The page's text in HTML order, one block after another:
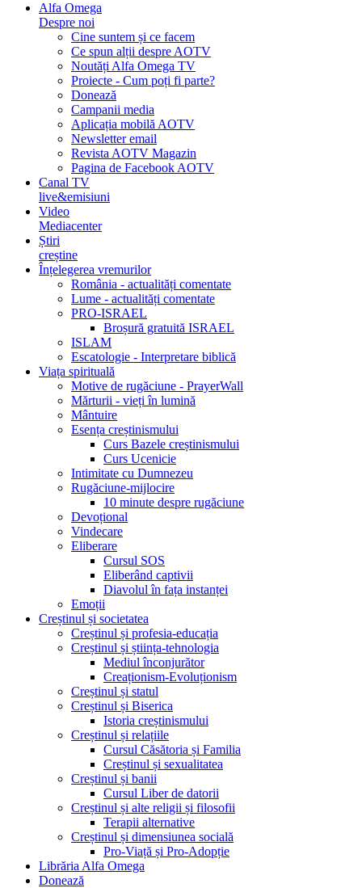
Alfa Omega
Despre noi
Cine suntem și ce facem
Ce spun alții despre AOTV
Noutăți Alfa Omega TV
Proiecte - Cum poți fi parte?
Donează
Campanii media
Aplicația mobilă AOTV
Newsletter email
Revista AOTV Magazin
Pagina de Facebook AOTV
Canal TV
live&emisiuni
Video
Mediacenter
Știri
creștine
Înțelegerea vremurilor
România - actualități comentate
Lume - actualități comentate
PRO-ISRAEL
Broșură gratuită ISRAEL
ISLAM
Escatologie - Interpretare biblică
Viața spirituală
Motive de rugăciune - PrayerWall
Mărturii - vieți în lumină
Mântuire
Esența creștinismului
Curs Bazele creștinismului
Curs Ucenicie
Intimitate cu Dumnezeu
Rugăciune-mijlocire
10 minute despre rugăciune
Devoțional
Vindecare
Eliberare
Cursul SOS
Eliberând captivii
Diavolul în fața instanței
Emoții
Creștinul și societatea
Creștinul și profesia-educația
Creștinul și știința-tehnologia
Mediul înconjurător
Creaționism-Evoluționism
Creștinul și statul
Creștinul și Biserica
Istoria creștinismului
Creștinul și relațiile
Cursul Căsătoria și Familia
Creștinul și sexualitatea
Creștinul și banii
Cursul Liber de datorii
Creștinul și alte religii și filosofii
Terapii alternative
Creștinul și dimensiunea socială
Pro-Viață și Pro-Adopție
Librăria Alfa Omega
Donează